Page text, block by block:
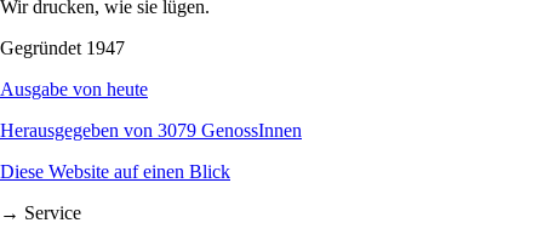
Wir drucken, wie sie lügen.
Gegründet 1947
Ausgabe von heute
Herausgegeben von 3079 GenossInnen
Diese Website auf einen Blick
→ Service